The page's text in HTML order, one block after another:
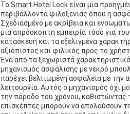
Το Smart Hotel Lock είναι μια
περιβάλλοντα φιλοξενίας όπου η
Σχεδιασμένο με ακρίβεια και
μια απρόσκοπτη εμπειρία τόσο για
κατασκευή και τα εξελιγμένα
αξιόπιστος και φιλικός προς το
Ένα από τα ξεχωριστά
μηχανισμός ασφάλισης με νεκρό
παρέχει βελτιωμένη ασφάλεια με την
λειτουργία. Αυτός ο μηχανισμός όχι
την πάροδο του χρόνου, καθιστώντας
επισκέπτες μπορούν να απολαύσουν